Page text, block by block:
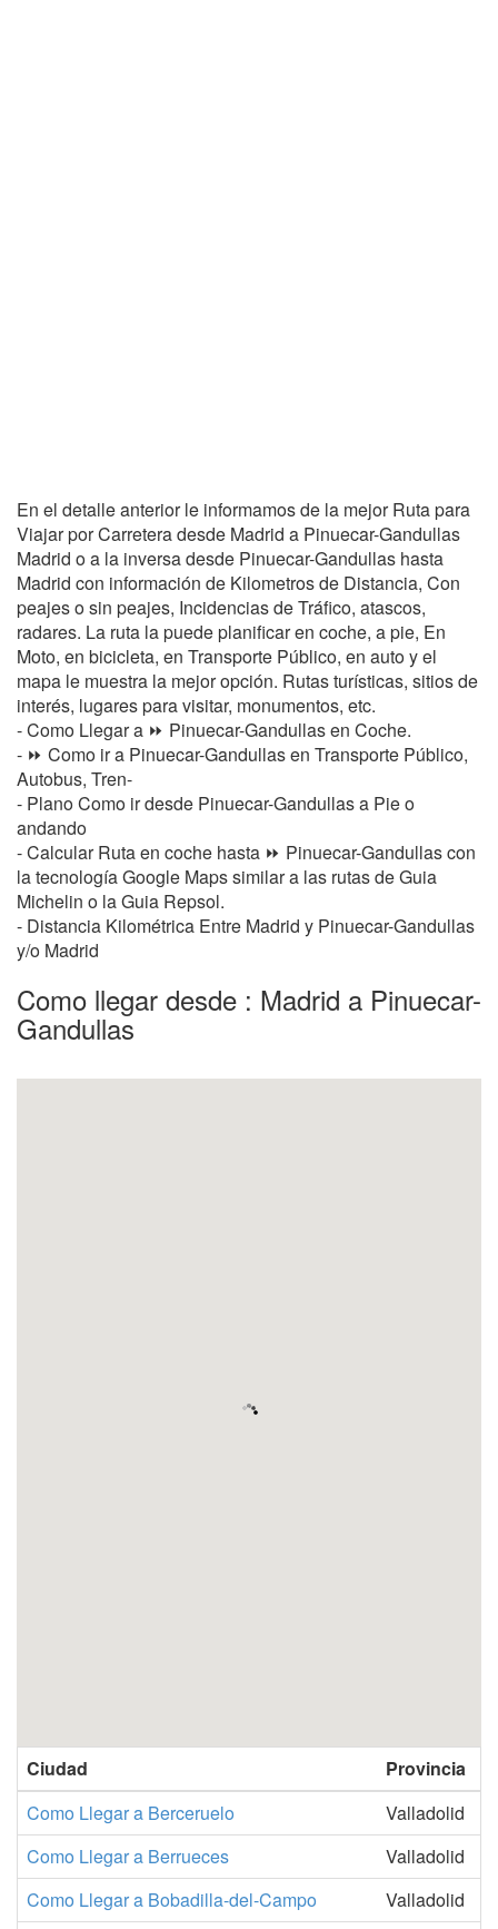
En el detalle anterior le informamos de la mejor Ruta para
Viajar por Carretera desde Madrid a Pinuecar-Gandullas
Madrid o a la inversa desde Pinuecar-Gandullas hasta
Madrid con información de Kilometros de Distancia, Con
peajes o sin peajes, Incidencias de Tráfico, atascos,
radares. La ruta la puede planificar en coche, a pie, En
Moto, en bicicleta, en Transporte Público, en auto y el
mapa le muestra la mejor opción. Rutas turísticas, sitios de
interés, lugares para visitar, monumentos, etc.
- Como Llegar a ⏩ Pinuecar-Gandullas en Coche.
- ⏩ Como ir a Pinuecar-Gandullas en Transporte Público,
Autobus, Tren-
- Plano Como ir desde Pinuecar-Gandullas a Pie o
andando
- Calcular Ruta en coche hasta ⏩ Pinuecar-Gandullas con
la tecnología Google Maps similar a las rutas de Guia
Michelin o la Guia Repsol.
- Distancia Kilométrica Entre Madrid y Pinuecar-Gandullas
y/o Madrid
Como llegar desde : Madrid a Pinuecar-
Gandullas
Ciudad
Provincia
Como Llegar a Berceruelo
Valladolid
Como Llegar a Berrueces
Valladolid
Como Llegar a Bobadilla-del-Campo
Valladolid